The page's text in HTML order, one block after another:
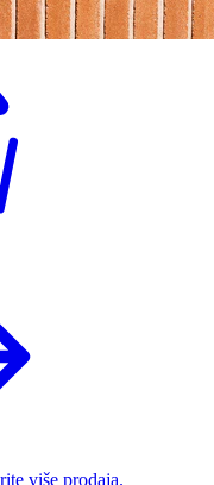
više prodaja.